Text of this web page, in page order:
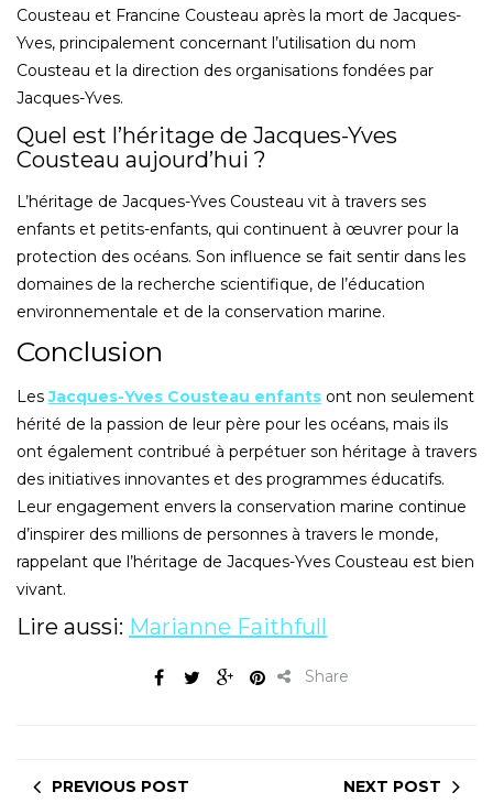
Cousteau et Francine Cousteau après la mort de Jacques-
Yves, principalement concernant l’utilisation du nom
Cousteau et la direction des organisations fondées par
Jacques-Yves.
Quel est l’héritage de Jacques-Yves
Cousteau aujourd’hui ?
L’héritage de Jacques-Yves Cousteau vit à travers ses
enfants et petits-enfants, qui continuent à œuvrer pour la
protection des océans. Son influence se fait sentir dans les
domaines de la recherche scientifique, de l’éducation
environnementale et de la conservation marine.
Conclusion
LesJacques-Yves Cousteau enfants ont non seulement
hérité de la passion de leur père pour les océans, mais ils
ont également contribué à perpétuer son héritage à travers
des initiatives innovantes et des programmes éducatifs.
Leur engagement envers la conservation marine continue
d’inspirer des millions de personnes à travers le monde,
rappelant que l’héritage de Jacques-Yves Cousteau est bien
vivant.
Lire aussi: Marianne Faithfull
Share
PREVIOUS POST NEXT POST